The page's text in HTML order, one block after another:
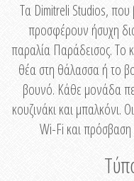
Τα Dimitreli Studios, που
προσφέρουν ήσυχη
παραλία Παράδεισος. Το
θέα στη θάλασσα ή το
βουνό. Κάθε μονάδα
κουζινάκι και μπαλκόνι.
Wi-Fi και πρόσβαση